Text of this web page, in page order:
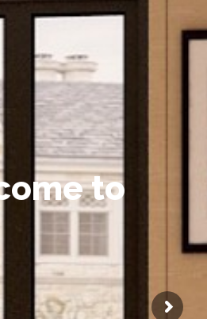
ome to